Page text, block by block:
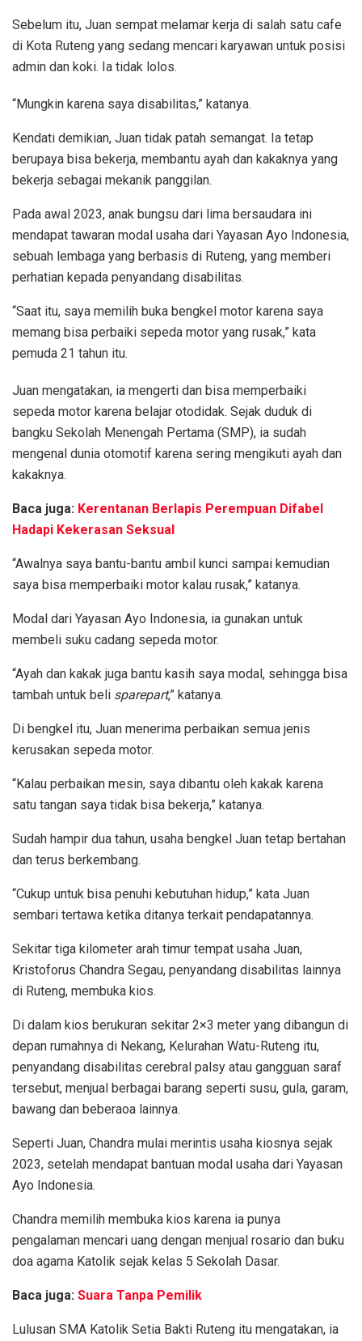
Sebelum itu, Juan sempat melamar kerja di salah satu cafe
di Kota Ruteng yang sedang mencari karyawan untuk posisi
admin dan koki. Ia tidak lolos.
“Mungkin karena saya disabilitas,” katanya.
Kendati demikian, Juan tidak patah semangat. Ia tetap
berupaya bisa bekerja, membantu ayah dan kakaknya yang
bekerja sebagai mekanik panggilan.
Pada awal 2023, anak bungsu dari lima bersaudara ini
mendapat tawaran modal usaha dari Yayasan Ayo Indonesia,
sebuah lembaga yang berbasis di Ruteng, yang memberi
perhatian kepada penyandang disabilitas.
“Saat itu, saya memilih buka bengkel motor karena saya
memang bisa perbaiki sepeda motor yang rusak,” kata
pemuda 21 tahun itu.
Juan mengatakan, ia mengerti dan bisa memperbaiki
sepeda motor karena belajar otodidak. Sejak duduk di
bangku Sekolah Menengah Pertama (SMP), ia sudah
mengenal dunia otomotif karena sering mengikuti ayah dan
kakaknya.
Baca juga: Kerentanan Berlapis Perempuan Difabel
Hadapi Kekerasan Seksual
“Awalnya saya bantu-bantu ambil kunci sampai kemudian
saya bisa memperbaiki motor kalau rusak,” katanya.
Modal dari Yayasan Ayo Indonesia, ia gunakan untuk
membeli suku cadang sepeda motor.
“Ayah dan kakak juga bantu kasih saya modal, sehingga bisa
tambah untuk beli sparepart,” katanya.
Di bengkel itu, Juan menerima perbaikan semua jenis
kerusakan sepeda motor.
“Kalau perbaikan mesin, saya dibantu oleh kakak karena
satu tangan saya tidak bisa bekerja,” katanya.
Sudah hampir dua tahun, usaha bengkel Juan tetap bertahan
dan terus berkembang.
“Cukup untuk bisa penuhi kebutuhan hidup,” kata Juan
sembari tertawa ketika ditanya terkait pendapatannya.
Sekitar tiga kilometer arah timur tempat usaha Juan,
Kristoforus Chandra Segau, penyandang disabilitas lainnya
di Ruteng, membuka kios.
Di dalam kios berukuran sekitar 2×3 meter yang dibangun di
depan rumahnya di Nekang, Kelurahan Watu-Ruteng itu,
penyandang disabilitas cerebral palsy atau gangguan saraf
tersebut, menjual berbagai barang seperti susu, gula, garam,
bawang dan beberaoa lainnya.
Seperti Juan, Chandra mulai merintis usaha kiosnya sejak
2023, setelah mendapat bantuan modal usaha dari Yayasan
Ayo Indonesia.
Chandra memilih membuka kios karena ia punya
pengalaman mencari uang dengan menjual rosario dan buku
doa agama Katolik sejak kelas 5 Sekolah Dasar.
Baca juga: Suara Tanpa Pemilik
Lulusan SMA Katolik Setia Bakti Ruteng itu mengatakan, ia